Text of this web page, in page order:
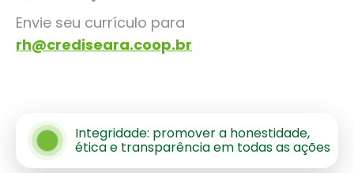
Envie seu currículo para
rh@crediseara.coop.br
Integridade: promover a honestidade,
ética e transparência em todas as ações